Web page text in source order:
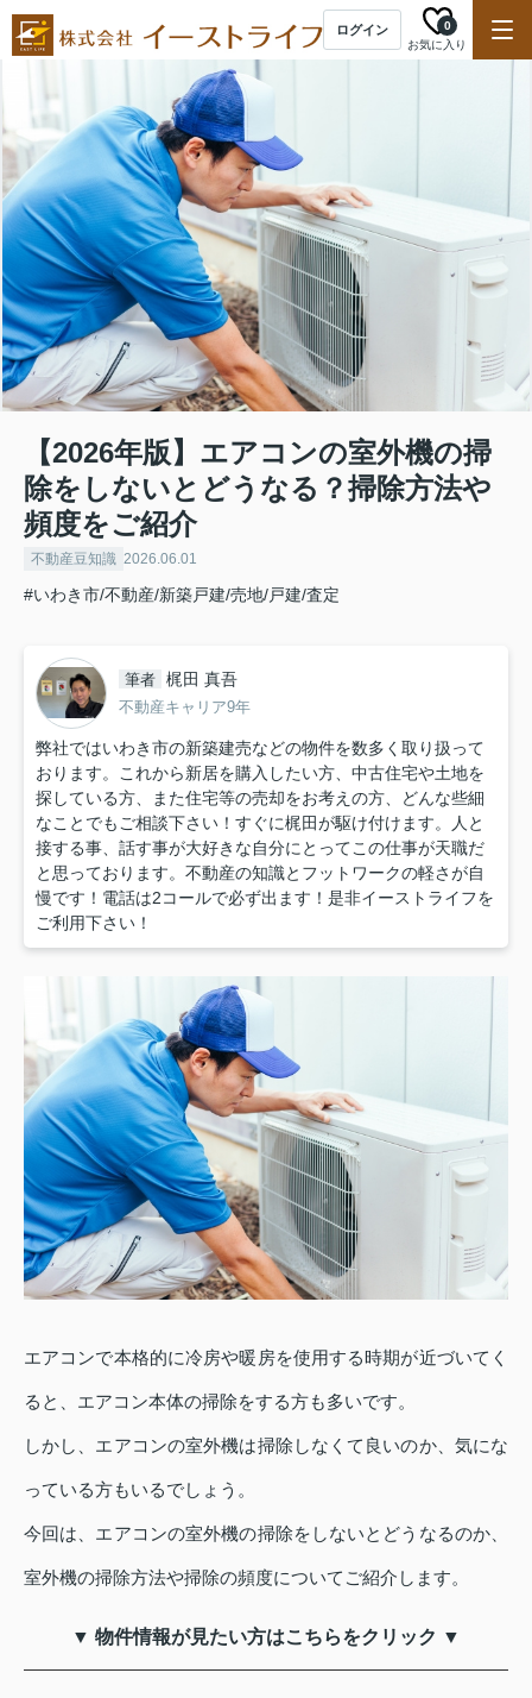
ログイン
お気に入り
0
【2026年版】エアコンの室外機の掃
除をしないとどうなる？掃除方法や
頻度をご紹介
不動産豆知識 2026.06.01
#いわき市/不動産/新築戸建/売地/戸建/査定
筆者 梶田 真吾
不動産キャリア9年
弊社ではいわき市の新築建売などの物件を数多く取り扱って
おります。これから新居を購入したい方、中古住宅や土地を
探している方、また住宅等の売却をお考えの方、どんな些細
なことでもご相談下さい！すぐに梶田が駆け付けます。人と
接する事、話す事が大好きな自分にとってこの仕事が天職だ
と思っております。不動産の知識とフットワークの軽さが自
慢です！電話は2コールで必ず出ます！是非イーストライフを
ご利用下さい！
エアコンで本格的に冷房や暖房を使用する時期が近づいてく
ると、エアコン本体の掃除をする方も多いです。
しかし、エアコンの室外機は掃除しなくて良いのか、気にな
っている方もいるでしょう。
今回は、エアコンの室外機の掃除をしないとどうなるのか、
室外機の掃除方法や掃除の頻度についてご紹介します。
▼ 物件情報が見たい方はこちらをクリック ▼